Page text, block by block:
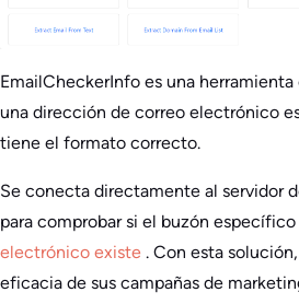
EmailCheckerInfo es una
una dirección de correo electrónico
tiene el formato correcto.
Se conecta directamente al servidor
para comprobar si el buzón específico
electrónico existe . Con esta
eficacia de sus campañas de